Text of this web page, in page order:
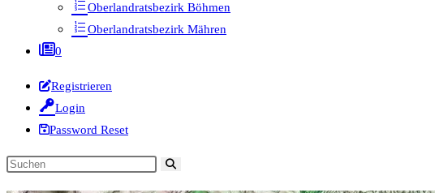
Oberlandratsbezirk Böhmen
Oberlandratsbezirk Mähren
0
Registrieren
Login
Password Reset
Diese